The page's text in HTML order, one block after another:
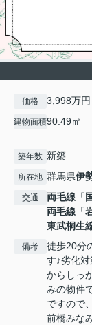
価格 3,998万円
建物面積90.49㎡
築年数 新築
所在地 群馬県伊
交通 両毛線 「
両毛線 「
東武桐生
備考
徒歩20分
す♪劣化
からしっ
みの物件
ですので
前橋みな